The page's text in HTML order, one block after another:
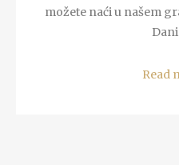
možete naći u našem
Read